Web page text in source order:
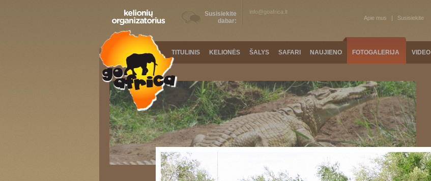
Apie mus Susisiekite
Susisiekite
dabar:
info@goafrica.lt
TITULINIS KELIONĖS ŠALYS SAFARI NAUJIENOS FOTOGALERIJA VIDEO